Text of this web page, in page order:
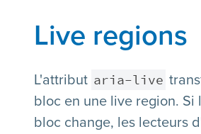
Live regions
L'attribut aria-live
bloc en une live region. Si
bloc change, les lecteurs